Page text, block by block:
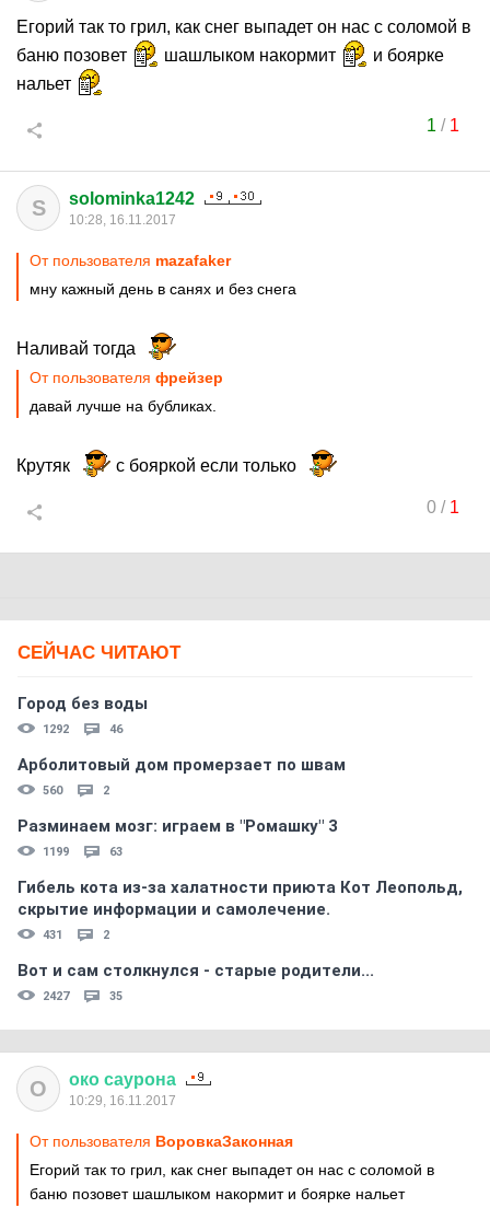
Егорий так то грил, как снег выпадет он нас с соломой в
баню позовет
шашлыком накормит
и боярке
нальет
1 / 1
S solominka1242
10:28, 16.11.2017
От пользователя mazafaker
мну кажный день в санях и без снега
Наливай тогда
От пользователя фрейзер
давай лучше на бубликах.
Крутяк с бояркой если только
0/ 1
СЕЙЧАС ЧИТАЮТ
Город без воды
1292 46
Арболитовый дом промерзает по швам
560 2
Разминаем мозг: играем в "Ромашку" 3
1199 63
Гибель кота из-за халатности приюта Кот Леопольд,
скрытиe информации и самолечение.
431 2
Вот и сам столкнулся - старые родители...
2427 35
О око саурона
10:29, 16.11.2017
От пользователя ВоровкаЗаконная
Егорий так то грил, как снег выпадет он нас с соломой в
баню позовет шашлыком накормит и боярке нальет